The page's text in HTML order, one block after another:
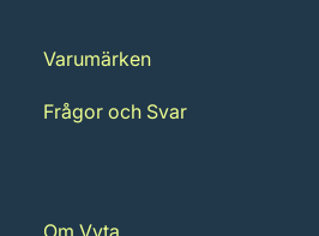
Varumärken
Frågor och Svar
Om Vyta